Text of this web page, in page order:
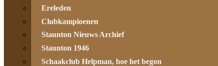
Ereleden
Clubkampioenen
Staunton Nieuws Archief
Staunton 1946
Schaakclub Helpman, hoe het begon